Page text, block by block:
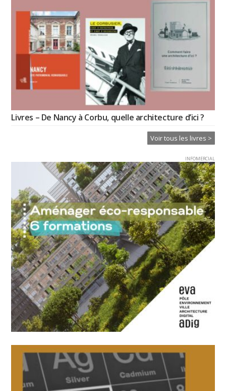
Livres – De Nancy à Corbu, quelle architecture d’ici ?
Voir tous les livres >
INFOMERCIAL